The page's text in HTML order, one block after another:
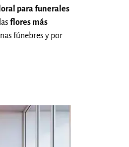
para funerales
flores más
fúnebres y por